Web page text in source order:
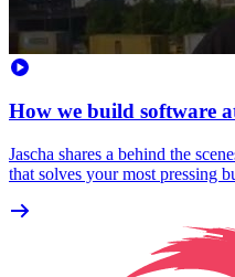
How we build software
Jascha shares a behind the
that solves your most pressing